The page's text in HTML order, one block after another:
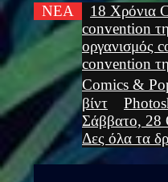
ΝΕΑ 18 Χρόνια
convention
οργανισμός
convention
Comics &
βίντ
Σάββατο, 28
Δες όλα τα